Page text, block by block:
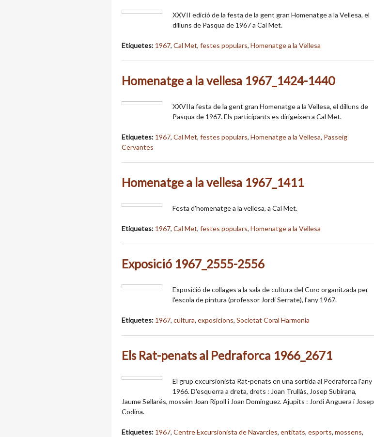
XXVII edició de la festa de la gent gran Homenatge a la Vellesa, el
dilluns de Pasqua de 1967 a Cal Met.
Etiquetes: 1967, Cal Met, festes populars, Homenatge a la Vellesa
Homenatge a la vellesa 1967_1424-1440
XXVIIa festa de la gent gran Homenatge a la Vellesa, el dilluns de
Pasqua de 1967. Els participants es dirigeixen a Cal Met.
Etiquetes: 1967, Cal Met, festes populars, Homenatge a la Vellesa, Passeig
Cervantes
Homenatge a la vellesa 1967_1411
Festa d'homenatge a la vellesa, a Cal Met.
Etiquetes: 1967, Cal Met, festes populars, Homenatge a la Vellesa
Exposició 1967_2555-2556
Exposició de collages a la sala de cultura del Coro organitzada per
l'escola de pintura (professor Jordi Serrate), l'any 1967.
Etiquetes: 1967, cultura, exposicions, Societat Coral Harmonia
Els Rat-penats al Pedraforca 1966_2671
El grup excursionista Rat-penats en una sortida al Pedraforca l'any
1966. D'esquerra a dreta, drets : Joan Trullàs, Josep Subirana,
Jaume Sellarés, mossèn Joan Ripoll i Joan Dominguez. Ajupits : Jordi Anguera i Josep
Codina.
Etiquetes: 1967, Centre Excursionista de Navarcles, entitats, esports, mossens,